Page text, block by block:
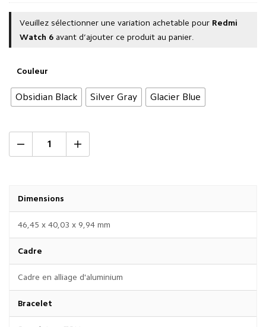
Veuillez sélectionner une variation achetable pour Redmi
Watch 6 avant d’ajouter ce produit au panier.
Couleur
Obsidian Black Silver Gray Glacier Blue
Dimensions
46,45 x 40,03 x 9,94 mm
Cadre
Cadre en alliage d'aluminium
Bracelet